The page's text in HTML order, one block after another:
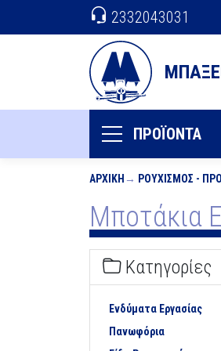
2332043031
ΠΡΟΪΟΝΤΑ
ΑΡΧΙΚΉ ΡΟΥΧΙΣΜΌΣ -
Μποτάκια
Κατηγορίες
Ενδύματα Εργασίας
Πανωφόρια